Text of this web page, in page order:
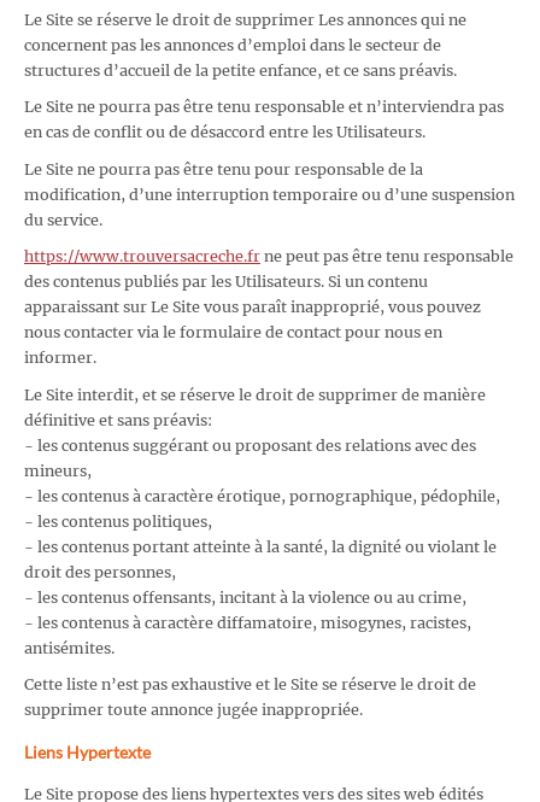
Le Site se réserve le droit de supprimer Les annonces qui ne
concernent pas les annonces d’emploi dans le secteur de
structures d’accueil de la petite enfance, et ce sans préavis.
Le Site ne pourra pas être tenu responsable et n’interviendra pas
en cas de conflit ou de désaccord entre les Utilisateurs.
Le Site ne pourra pas être tenu pour responsable de la
modification, d’une interruption temporaire ou d’une suspension
du service.
https://www.trouversacreche.fr ne peut pas être tenu responsable
des contenus publiés par les Utilisateurs. Si un contenu
apparaissant sur Le Site vous paraît inapproprié, vous pouvez
nous contacter via le formulaire de contact pour nous en
informer.
Le Site interdit, et se réserve le droit de supprimer de manière
définitive et sans préavis:
- les contenus suggérant ou proposant des relations avec des
mineurs,
- les contenus à caractère érotique, pornographique, pédophile,
- les contenus politiques,
- les contenus portant atteinte à la santé, la dignité ou violant le
droit des personnes,
- les contenus offensants, incitant à la violence ou au crime,
- les contenus à caractère diffamatoire, misogynes, racistes,
antisémites.
Cette liste n’est pas exhaustive et le Site se réserve le droit de
supprimer toute annonce jugée inappropriée.
Liens Hypertexte
Le Site propose des liens hypertextes vers des sites web édités